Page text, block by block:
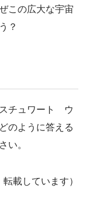
この広大な宇宙
？
チュワート゠ウ
のように答える
い。
載しています）